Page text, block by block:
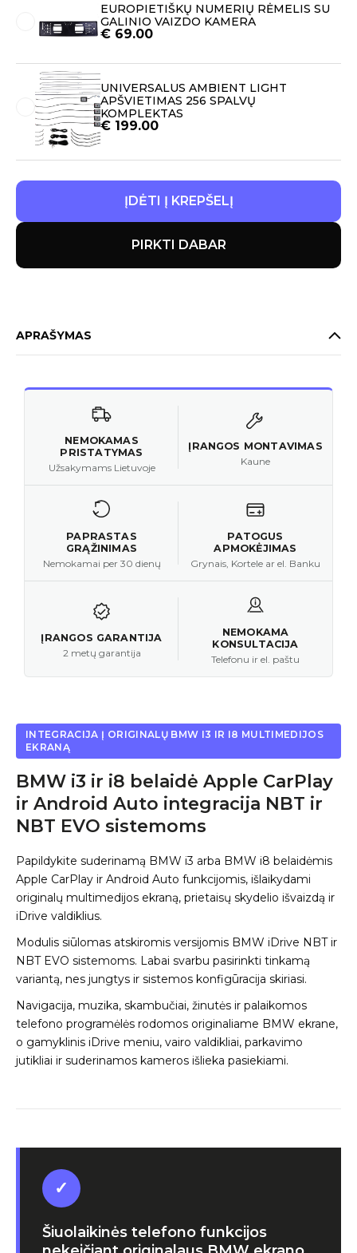
EUROPIETIŠKŲ NUMERIŲ RĖMELIS SU
GALINIO VAIZDO KAMERA
€ 69.00
UNIVERSALUS AMBIENT LIGHT
APŠVIETIMAS 256 SPALVŲ
KOMPLEKTAS
€ 199.00
ĮDĖTI Į KREPŠELĮ
PIRKTI DABAR
APRAŠYMAS
NEMOKAMAS
PRISTATYMAS
Užsakymams Lietuvoje
ĮRANGOS MONTAVIMAS
Kaune
PAPRASTAS
GRĄŽINIMAS
Nemokamai per 30 dienų
PATOGUS
APMOKĖJIMAS
Grynais, Kortele ar el. Banku
ĮRANGOS GARANTIJA
2 metų garantija
NEMOKAMA
KONSULTACIJA
Telefonu ir el. paštu
INTEGRACIJA Į ORIGINALŲ BMW I3 IR I8 MULTIMEDIJOS
EKRANĄ
BMW i3 ir i8 belaidė Apple CarPlay
ir Android Auto integracija NBT ir
NBT EVO sistemoms
Papildykite suderinamą BMW i3 arba BMW i8 belaidėmis
Apple CarPlay ir Android Auto funkcijomis, išlaikydami
originalų multimedijos ekraną, prietaisų skydelio išvaizdą ir
iDrive valdiklius.
Modulis siūlomas atskiromis versijomis BMW iDrive NBT ir
NBT EVO sistemoms. Labai svarbu pasirinkti tinkamą
variantą, nes jungtys ir sistemos konfigūracija skiriasi.
Navigacija, muzika, skambučiai, žinutės ir palaikomos
telefono programėlės rodomos originaliame BMW ekrane,
o gamyklinis iDrive meniu, vairo valdikliai, parkavimo
jutikliai ir suderinamos kameros išlieka pasiekiami.
✓
Šiuolaikinės telefono funkcijos